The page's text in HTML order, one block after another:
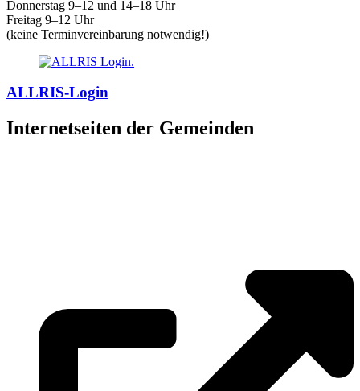
Donnerstag 9–12 und 14–18 Uhr
Freitag 9–12 Uhr
(keine Terminvereinbarung notwendig!)
ALLRIS-Login
Internetseiten der Gemeinden